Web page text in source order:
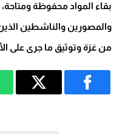
بقاء المواد محفوظة
والمصورين والناشطين
من غزة وتوثيق ما جرى على